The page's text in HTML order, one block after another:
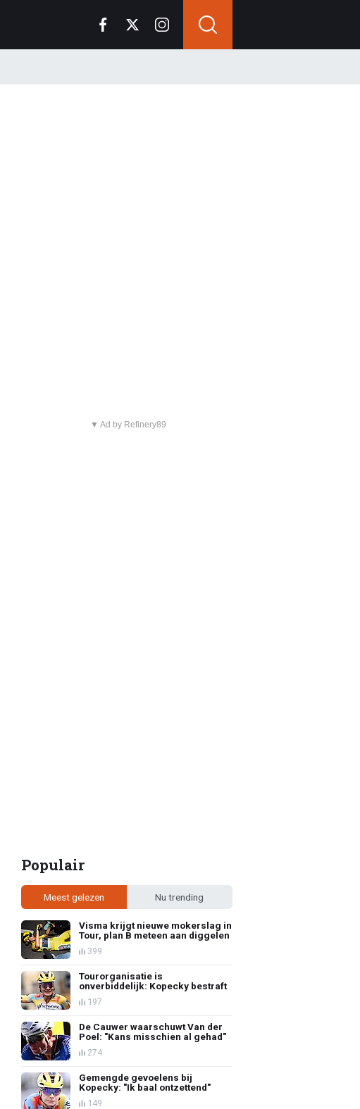
▼ Ad by Refinery89
Populair
Meest gelezen Nu trending
Visma krijgt nieuwe mokerslag in
Tour, plan B meteen aan diggelen
399
Tourorganisatie is
onverbiddelijk: Kopecky bestraft
197
De Cauwer waarschuwt Van der
Poel: "Kans misschien al gehad"
274
Gemengde gevoelens bij
Kopecky: "Ik baal ontzettend"
149